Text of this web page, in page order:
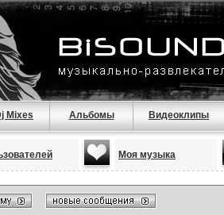
Mixes Альбомы Видеоклипы
Моя музыка